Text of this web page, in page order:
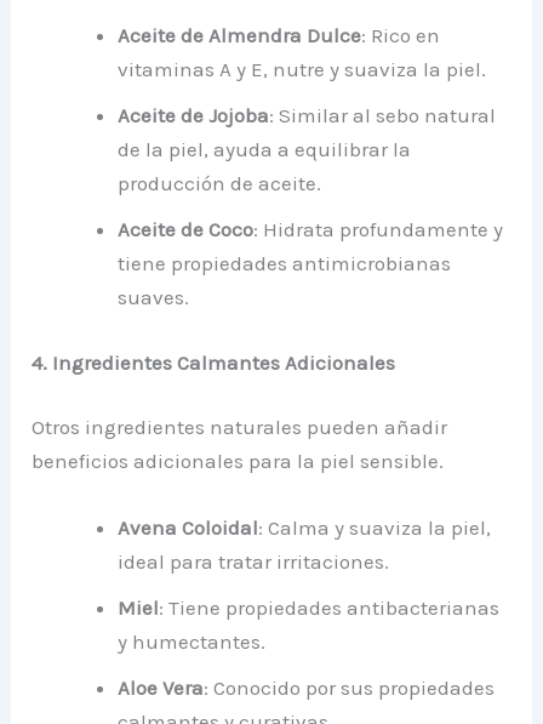
Aceite de Almendra Dulce: Rico en
vitaminas A y E, nutre y suaviza la piel.
Aceite de Jojoba: Similar al sebo natural
de la piel, ayuda a equilibrar la
producción de aceite.
Aceite de Coco: Hidrata profundamente y
tiene propiedades antimicrobianas
suaves.
4. Ingredientes Calmantes Adicionales
Otros ingredientes naturales pueden añadir
beneficios adicionales para la piel sensible.
Avena Coloidal: Calma y suaviza la piel,
ideal para tratar irritaciones.
Miel: Tiene propiedades antibacterianas
y humectantes.
Aloe Vera: Conocido por sus propiedades